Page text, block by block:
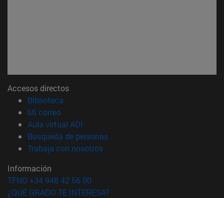
Accesos directos
Biblioteca
Mi correo(abre en nueva ventana)
Aula virtual ADI
Búsqueda de personas(abre en nueva ventana)
Trabaja con nosotros(abre en nueva ventana)
Información
TFNO +34 948 42 56 00
¿QUÉ GRADO TE INTERESA?